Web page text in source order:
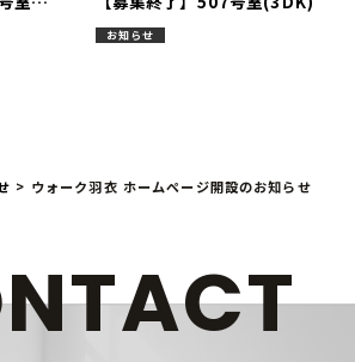
お知らせ
> ウォーク羽衣 ホームページ開設のお知らせ